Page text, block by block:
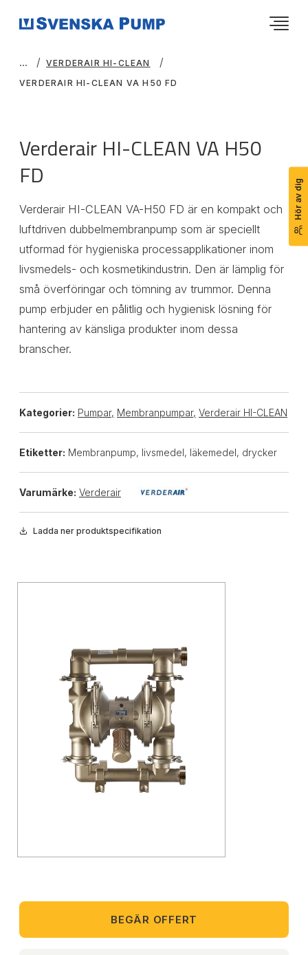
Hör av dig
VERDERAIR HI-CLEAN
VERDERAIR HI-CLEAN VA H50 FD
Verderair HI-CLEAN VA H50
FD
Verderair HI-CLEAN VA-H50 FD är en kompakt och
luftdriven dubbelmembranpump som är speciellt
utformad för hygieniska processapplikationer inom
livsmedels- och kosmetikindustrin. Den är lämplig för
små överföringar och tömning av trummor. Denna
pump erbjuder en pålitlig och hygienisk lösning för
hantering av känsliga produkter inom dessa
branscher.
Kategorier: Pumpar, Membranpumpar, Verderair HI-CLEAN
Etiketter: Membranpump, livsmedel, läkemedel, drycker
Varumärke: Verderair
Ladda ner produktspecifikation
BEGÄR OFFERT